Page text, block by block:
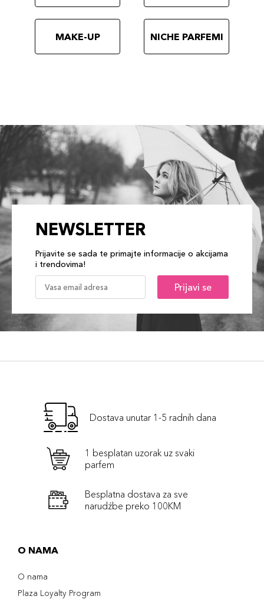
MAKE-UP NICHE PARFEMI
NEWSLETTER
Prijavite se sada te primajte informacije o akcijama
i trendovima!
Prijavi se
Dostava unutar 1-5 radnih dana
1 besplatan uzorak uz svaki
parfem
Besplatna dostava za sve
narudźbe preko 100KM
O NAMA
O nama
Plaza Loyalty Program